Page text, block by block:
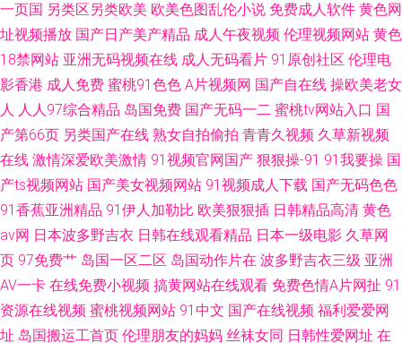
一页国 另类区另类欧美 欧美色图乱伦小说 免费成人软件 黄色网
址视频播放 国产日产美产精品 成人午夜视频 伦理视频网站 黄色
18禁网站 亚洲无码视频在线 成人无码看片 91原创社区 伦理电
影香港 成人免费 蜜桃91色色 A片视频网 国产自在线 操欧美老女
人 人人97综合精品 岛国免费 国产无码一二 蜜桃tv网站入口 国
产第66页 另类国产在线 熟女自拍偷拍 青青久视频 久草新视频
在线 激情深爱欧美激情 91视频官网国产 狠狠操-91 91我要操 国
产ts视频网站 国产美女视频网站 91视频成人下载 国产无码色色
91香蕉亚洲精品 91伊人加勒比 欧美狠狠插 日韩精品高清 黄色
av网 日本波多野吉衣 日韩在线观看精品 日本一级电影 久草网
页 97免费艹 岛国一区二区 岛国动作片在 波多野吉衣三级 亚洲
AV一卡 在线免费小视频 搞黄网站在线观看 免费色情A片网扯 91
资源在线视频 蜜桃视频网站 91中文 国产在线视频 福利爱爱网
址 岛国搬运工首页 伦理朋友的妈妈 丝袜女同 日韩性爱网址 在